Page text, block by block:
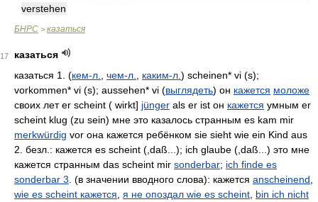
verstehen
БНРС > казаться
17
казаться
казаться 1. (кем-л. чем-л. каким-л. ) scheinen* vi (s);
vorkommen* vi (s); aussehen* vi (выглядеть) он кажется моложе
своих лет er scheint ( wirkt] jünger als er ist он кажется умным er
scheint klug (zu sein) мне это казалось странным es kam mir
merkwürdig vor она кажется ребёнком sie sieht wie ein Kind aus
2. безл.: кажется es scheint (,daß...); ich glaube (,daß...) это мне
кажется странным das scheint mir sonderbar; ich finde es
sonderbar 3 . (в значении вводного слова): кажется anscheinend
wie es scheint кажется я не опоздал wie es scheint bin ich nicht